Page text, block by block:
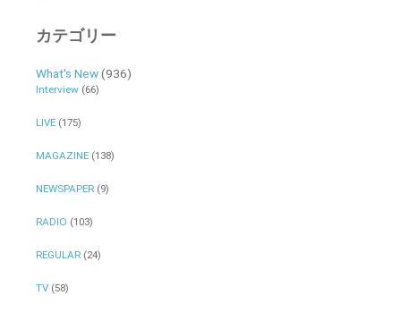
カテゴリー
What's New(936)
Interview(66)
LIVE(175)
MAGAZINE(138)
NEWSPAPER(9)
RADIO (103)
REGULAR(24)
TV(58)